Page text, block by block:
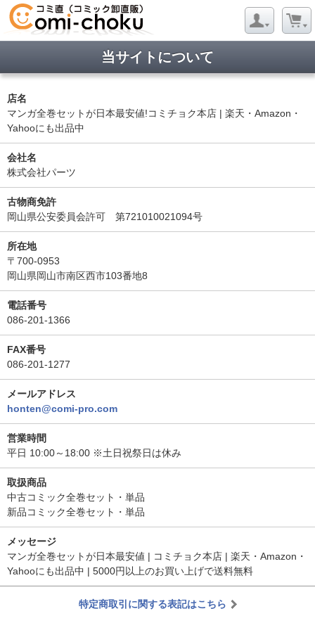
当サイトについて
店名
マンガ全巻セットが日本最安値!コミチョク本店 | 楽天・Amazon・
Yahooにも出品中
会社名
株式会社パーツ
古物商免許
岡山県公安委員会許可 第721010021094号
所在地
〒700-0953
岡山県岡山市南区西市103番地8
電話番号
086-201-1366
FAX番号
086-201-1277
メールアドレス
honten@comi-pro.com
営業時間
平日 10:00～18:00 ※土日祝祭日は休み
取扱商品
中古コミック全巻セット・単品
新品コミック全巻セット・単品
メッセージ
マンガ全巻セットが日本最安値 | コミチョク本店 | 楽天・Amazon・
Yahooにも出品中 | 5000円以上のお買い上げで送料無料
特定商取引に関する表記はこちら